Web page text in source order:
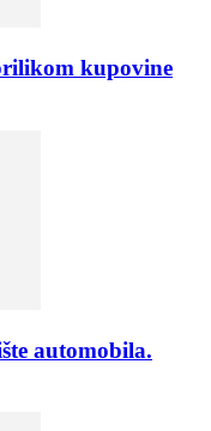
kupovine
automobila.